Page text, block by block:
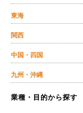
東海
関西
中国・四国
九州・沖縄
業種・目的から探す